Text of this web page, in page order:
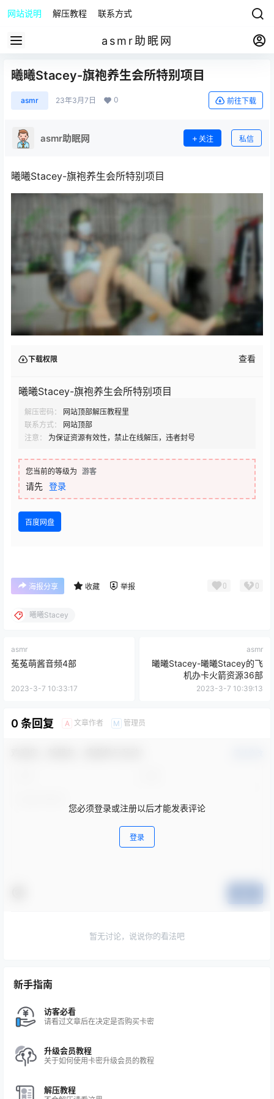
网站说明 解压教程 联系方式
asmr助眠网
曦曦Stacey-旗袍养生会所特别项目
asmr 23年3月7日 0 前往下载
asmr助眠网 关注 私信
曦曦Stacey-旗袍养生会所特别项目
下载权限 查看
曦曦Stacey-旗袍养生会所特别项目
解压密码：
网站顶部解压教程里
联系方式：
网站顶部
注意：
为保证资源有效性，禁止在线解压，违者封号
您当前的等级为 游客
请先 登录
百度网盘
海报分享 收藏 举报 0 0
曦曦Stacey
asmr
菟菟萌酱音频4部
2023-3-7 10:33:17
asmr
曦曦Stacey-曦曦Stacey的飞
机办卡火箭资源36部
2023-3-7 10:39:13
0 条回复 A 文章作者 M 管理员
您必须登录或注册以后才能发表评论
登录
暂无讨论，说说你的看法吧
新手指南
访客必看
请看过文章后在决定是否购买卡密
升级会员教程
关于如何使用卡密升级会员的教程
解压教程